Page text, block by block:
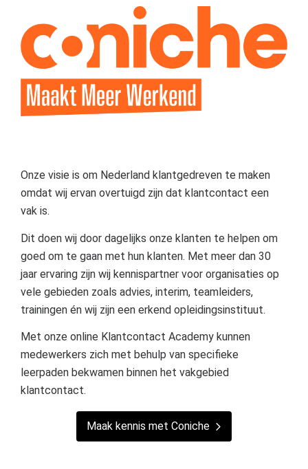
Onze visie is om Nederland klantgedreven te maken
omdat wij ervan overtuigd zijn dat klantcontact een
vak is.
Dit doen wij door dagelijks onze klanten te helpen om
goed om te gaan met hun klanten. Met meer dan 30
jaar ervaring zijn wij kennispartner voor organisaties op
vele gebieden zoals advies, interim, teamleiders,
trainingen én wij zijn een erkend opleidingsinstituut.
Met onze online Klantcontact Academy kunnen
medewerkers zich met behulp van specifieke
leerpaden bekwamen binnen het vakgebied
klantcontact.
Maak kennis met Coniche